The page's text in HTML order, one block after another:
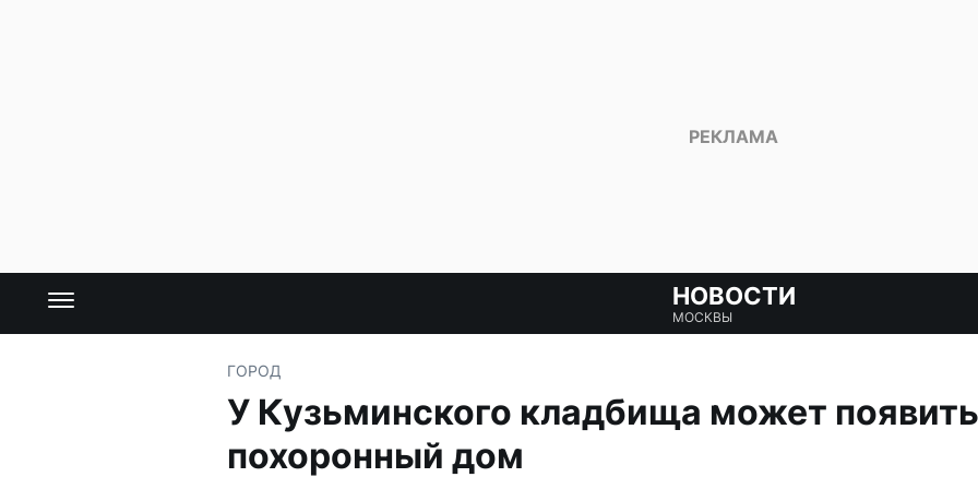
НОВОСТИ
МОСКВЫ
ГОРОД
У Кузьминского кладбища может
похоронный дом